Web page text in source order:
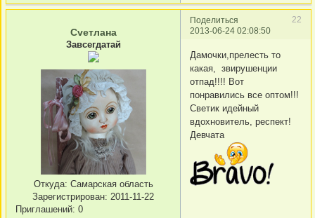
Поделиться
22
2013-06-24 02:08:50
Сvетлана
Завсегдатай
Откуда: Самарская область
Зарегистрирован: 2011-11-22
Приглашений: 0
Дамочки,прелесть то
какая, звирушенции
отпад!!!! Вот
понравились все оптом!!!
Светик идейный
вдохновитель, респект!
Девчата